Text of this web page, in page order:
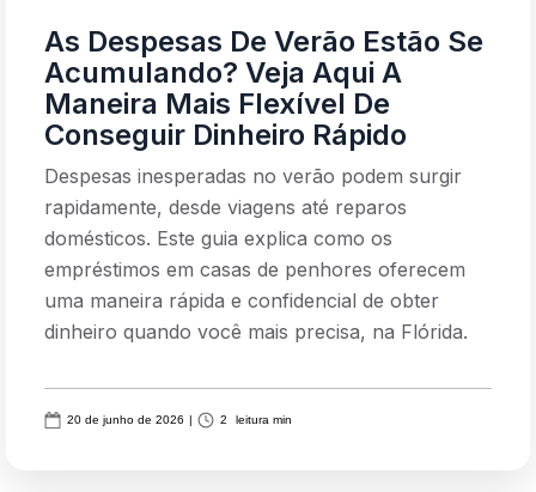
As Despesas De Verão Estão Se
Acumulando? Veja Aqui A
Maneira Mais Flexível De
Conseguir Dinheiro Rápido
Despesas inesperadas no verão podem surgir
rapidamente, desde viagens até reparos
domésticos. Este guia explica como os
empréstimos em casas de penhores oferecem
uma maneira rápida e confidencial de obter
dinheiro quando você mais precisa, na Flórida.
20 de junho de 2026 | 2 leitura min